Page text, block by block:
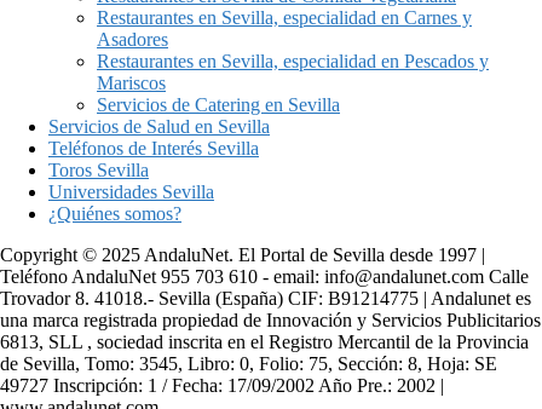
Restaurantes en Sevilla, especialidad en Carnes y
Asadores
Restaurantes en Sevilla, especialidad en Pescados y
Mariscos
Servicios de Catering en Sevilla
Servicios de Salud en Sevilla
Teléfonos de Interés Sevilla
Toros Sevilla
Universidades Sevilla
¿Quiénes somos?
Copyright © 2025 AndaluNet. El Portal de Sevilla desde 1997 |
Teléfono AndaluNet 955 703 610 - email: info@andalunet.com Calle
Trovador 8. 41018.- Sevilla (España) CIF: B91214775 | Andalunet es
una marca registrada propiedad de Innovación y Servicios Publicitarios
6813, SLL , sociedad inscrita en el Registro Mercantil de la Provincia
de Sevilla, Tomo: 3545, Libro: 0, Folio: 75, Sección: 8, Hoja: SE
49727 Inscripción: 1 / Fecha: 17/09/2002 Año Pre.: 2002 |